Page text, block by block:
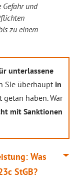
Gefahr und
zu einem
unterlassene
Sie überhaupt in
getan haben. War
mit Sanktionen
Was
StGB?